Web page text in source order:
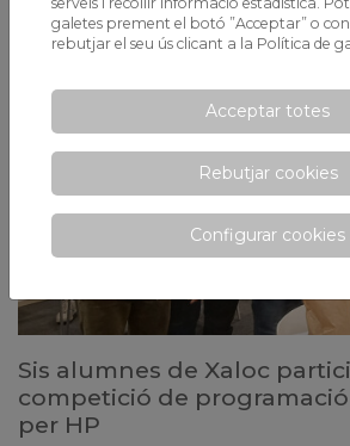
Sis alumnes de Xaloc
competició de
per HP
galetes prement el botó ”Acceptar” o
rebutjar el seu ús clicant a la Política de
Acceptar totes
Rebutjar cookies
Configurar cookies